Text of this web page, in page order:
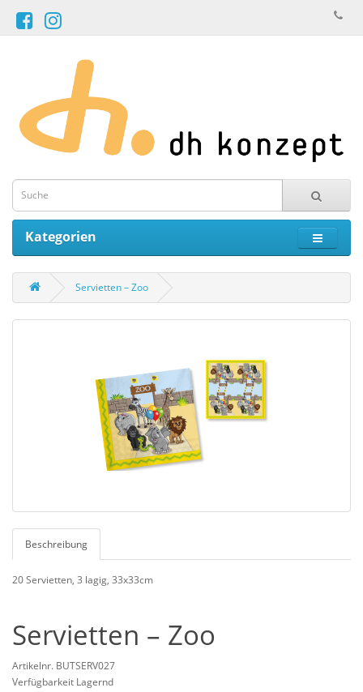
Kategorien
Servietten – Zoo
Beschreibung
20 Servietten, 3 lagig, 33x33cm
Servietten – Zoo
Artikelnr. BUTSERV027
Verfügbarkeit Lagernd